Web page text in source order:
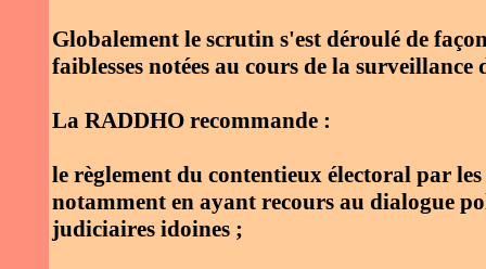
Globalement le scrutin s'est déroulé de
faiblesses notées au cours de la surveillance
La RADDHO recommande :
le règlement du contentieux électoral par
notamment en ayant recours au dialogue
judiciaires idoines ;